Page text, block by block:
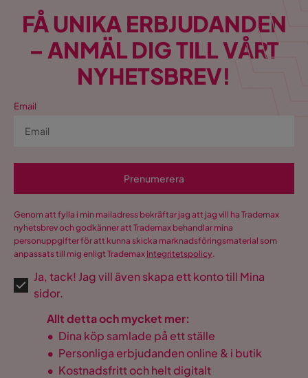
FÅ UNIKA ERBJUDANDEN
– ANMÄL DIG TILL VÅRT
NYHETSBREV!
Email
Prenumerera
Genom att fylla i min mailadress bekräftar jag att jag vill ha Trademax
nyhetsbrev och godkänner att Trademax behandlar mina
personuppgifter för att kunna skicka marknadsföringsmaterial som
anpassats till mig enligt Trademax Integritetspolicy.
Ja, tack! Jag vill även skapa ett konto till Mina
sidor.
Allt detta och mycket mer:
• Dina köp samlade på ett ställe
• Personliga erbjudanden online & i butik
• Kostnadsfritt och helt digitalt